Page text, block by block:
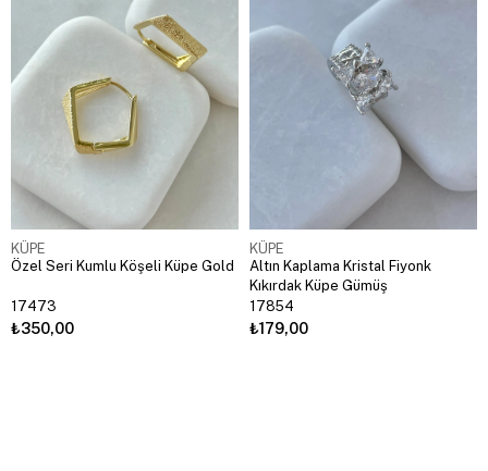
KÜPE
Özel Seri Kumlu Köşeli Küpe Gold
17473
₺350,00
KÜPE
Altın Kaplama Kristal Fiyonk
Kıkırdak Küpe Gümüş
17854
₺179,00